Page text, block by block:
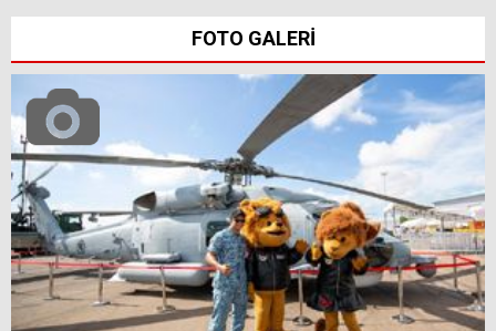
FOTO GALERİ